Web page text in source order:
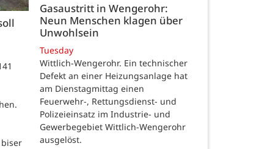
Gasaustritt in Wengerohr:
Neun Menschen klagen über
Unwohlsein
Tuesday
Wittlich-Wengerohr. Ein technischer
Defekt an einer Heizungsanlage hat
am Dienstagmittag einen
Feuerwehr-, Rettungsdienst- und
Polizeieinsatz im Industrie- und
Gewerbegebiet Wittlich-Wengerohr
ausgelöst.